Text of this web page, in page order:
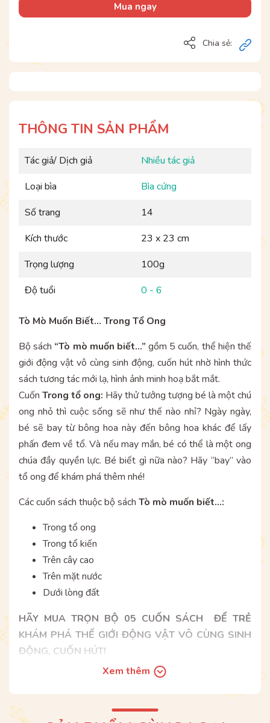
Mua ngay
Chia sẻ:
THÔNG TIN SẢN PHẨM
Tác giả/ Dịch giả
Nhiều tác giả
Loại bìa
Bìa cứng
Số trang
14
Kích thước
23 x 23 cm
Trọng lượng
100g
Độ tuổi
0 - 6
Tò Mò Muốn Biết... Trong Tổ Ong
Bộ sách “Tò mò muốn biết...” gồm 5 cuốn, thể hiện thế
giới động vật vô cùng sinh động, cuốn hút nhờ hình thức
sách tương tác mới lạ, hình ảnh minh hoạ bắt mắt.
Cuốn Trong tổ ong: Hãy thử tưởng tượng bé là một chú
ong nhỏ thì cuộc sống sẽ như thế nào nhỉ? Ngày ngày,
bé sẽ bay từ bông hoa này đến bông hoa khác để lấy
phấn đem về tổ. Và nếu may mắn, bé có thể là một ong
chúa đầy quyền lực. Bé biết gì nữa nào? Hãy “bay” vào
tổ ong để khám phá thêm nhé!
Các cuốn sách thuộc bộ sách Tò mò muốn biết...:
Trong tổ ong
Trong tổ kiến
Trên cây cao
Trên mặt nước
Dưới lòng đất
HÃY MUA TRỌN BỘ 05 CUỐN SÁCH ĐỂ TRẺ
KHÁM PHÁ THẾ GIỚI ĐỘNG VẬT VÔ CÙNG SINH
ĐỘNG, CUỐN HÚT!
Bộ sách được phát hành tại Hệ thống nhà sách
Xem thêm